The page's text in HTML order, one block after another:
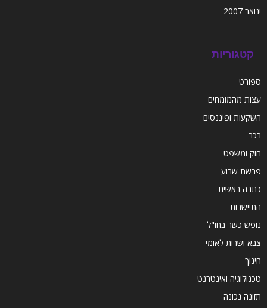
ינואר 2007
קטגוריות
ספורט
עצות מהמומחים
השקעות ופיננסים
רכב
חוק ומשפט
פרשת שבוע
כתבה ראשית
התיישבות
נופש כשר בחו"ל
צבא ושרות לאומי
חינוך
טכנולוגיה ואינטרנט
תזונה נכונה